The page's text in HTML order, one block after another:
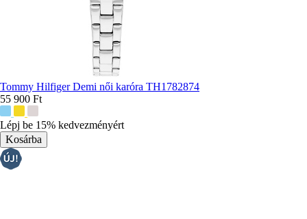
Tommy Hilfiger Demi női karóra TH1782874
55 900 Ft
színek:
Lépj be 15% kedvezményért